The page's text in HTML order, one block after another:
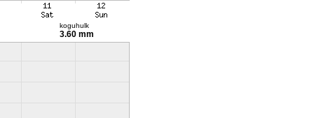
koguhulk
3.60 mm